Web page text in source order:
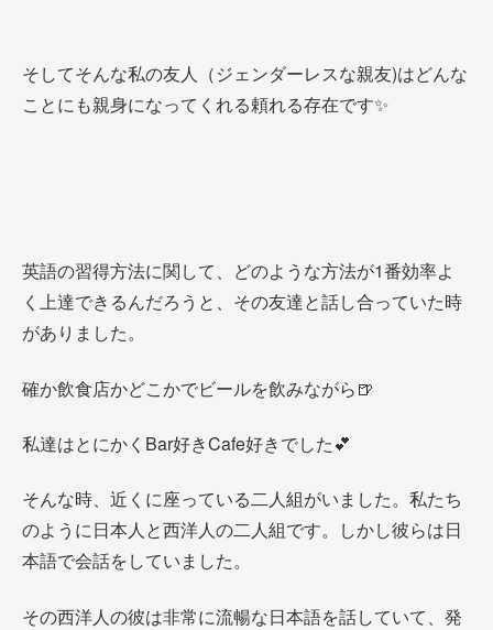
そしてそんな私の友人（ジェンダーレスな親友)はどんな
ことにも親身になってくれる頼れる存在です✨
英語の習得方法に関して、どのような方法が1番効率よ
く上達できるんだろうと、その友達と話し合っていた時
がありました。
確か飲食店かどこかでビールを飲みながら🍺
私達はとにかくBar好きCafe好きでした💕
そんな時、近くに座っている二人組がいました。私たち
のように日本人と西洋人の二人組です。しかし彼らは日
本語で会話をしていました。
その西洋人の彼は非常に流暢な日本語を話していて、発